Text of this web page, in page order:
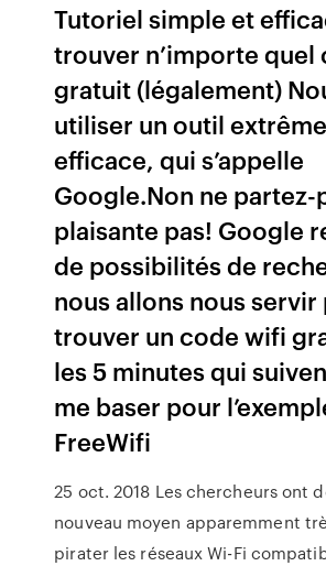
Tutoriel simple et
trouver n’importe quel
gratuit (légalement)
utiliser un outil
efficace, qui s’appelle
Google.Non ne partez-
plaisante pas! Google
de possibilités de
nous allons nous servir
trouver un code wifi
les 5 minutes qui
me baser pour
FreeWifi
25 oct. 2018 Les chercheurs ont
nouveau moyen apparemment
pirater les réseaux Wi-Fi